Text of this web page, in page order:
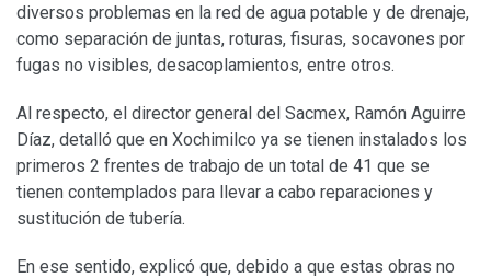
diversos problemas en la red de agua potable y de drenaje,
como separación de juntas, roturas, fisuras, socavones por
fugas no visibles, desacoplamientos, entre otros.
Al respecto, el director general del Sacmex, Ramón Aguirre
Díaz, detalló que en Xochimilco ya se tienen instalados los
primeros 2 frentes de trabajo de un total de 41 que se
tienen contemplados para llevar a cabo reparaciones y
sustitución de tubería.
En ese sentido, explicó que, debido a que estas obras no